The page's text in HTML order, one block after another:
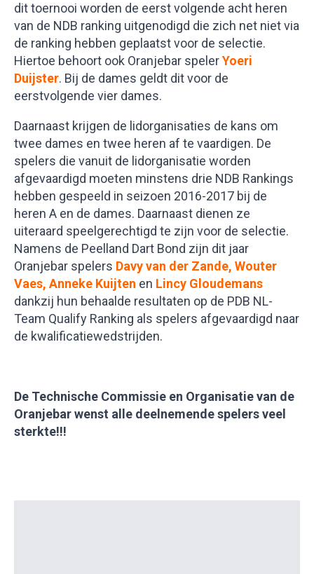
dit toernooi worden de eerst volgende acht heren
van de NDB ranking uitgenodigd die zich net niet via
de ranking hebben geplaatst voor de selectie.
Hiertoe behoort ook Oranjebar spelerYoeri
Duijster. Bij de dames geldt dit voor de
eerstvolgende vier dames.
Daarnaast krijgen de lidorganisaties de kans om
twee dames en twee heren af te vaardigen. De
spelers die vanuit de lidorganisatie worden
afgevaardigd moeten minstens drie NDB Rankings
hebben gespeeld in seizoen 2016-2017 bij de
heren A en de dames. Daarnaast dienen ze
uiteraard speelgerechtigd te zijn voor de selectie.
Namens de Peelland Dart Bond zijn dit jaar
Oranjebar spelers Davy van der Zande, Wouter
Vaes, Anneke Kuijten en Lincy Gloudemans
dankzij hun behaalde resultaten op de PDB NL-
Team Qualify Ranking als spelers afgevaardigd naar
de kwalificatiewedstrijden.
De Technische Commissie en Organisatie van de
Oranjebar wenst alle deelnemende spelers veel
sterkte!!!